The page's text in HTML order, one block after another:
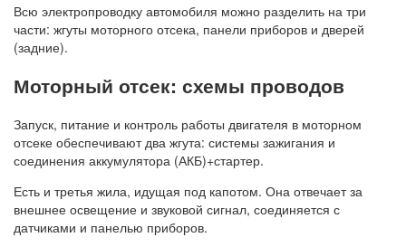
Всю электропроводку автомобиля можно разделить на три
части: жгуты моторного отсека, панели приборов и дверей
(задние).
Моторный отсек: схемы проводов
Запуск, питание и контроль работы двигателя в моторном
отсеке обеспечивают два жгута: системы зажигания и
соединения аккумулятора (АКБ)+стартер.
Есть и третья жила, идущая под капотом. Она отвечает за
внешнее освещение и звуковой сигнал, соединяется с
датчиками и панелью приборов.